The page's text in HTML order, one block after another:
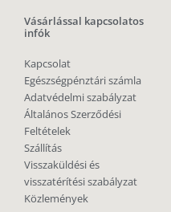
Vásárlással kapcsolatos
infók
Kapcsolat
Egészségpénztári számla
Adatvédelmi szabályzat
Általános Szerződési
Feltételek
Szállítás
Visszaküldési és
visszatérítési szabályzat
Közlemények